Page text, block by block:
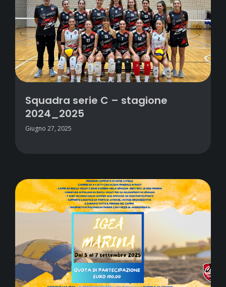
Squadra serie C – stagione
2024_2025
Giugno 27, 2025